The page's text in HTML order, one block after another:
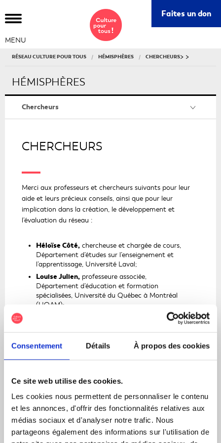
Ce
lien
Consentement Détails À propos des cookies
Ce site web utilise des cookies.
Les cookies nous permettent de personnaliser le contenu
et les annonces, d'offrir des fonctionnalités relatives aux
médias sociaux et d'analyser notre trafic. Nous
partageons également des informations sur l'utilisation de
MENU
Faites un donCe
RÉSEAU CULTURE POUR TOUS >
HÉMISPHÈRES >
CHERCHEURS
HÉMISPHÈRES
Chercheurs
CHERCHEURS
Merci aux professeurs et chercheurs suivants pour leur
aide et leurs précieux conseils, ainsi que pour leur
implication dans la création, le développement et
l’évaluation du réseau :
Héloïse Côté,chercheuse et chargée de cours,
Département d’études sur l’enseignement et
l’apprentissage, Université Laval;
Louise Julien,professeure associée,
Département d’éducation et formation
spécialisées, Université du Québec à Montréal
(UQAM);
professeure titulaire,
Myriam Lemonchois,professeure titulaire,
Département de didactique, Université de
Georges Leroux,professeur émérite,
Anne Nadeau,professeure invitée, École
supérieure de théâtre, UQAM;
Denis Simard, professeur titulaire,
Département d’études sur l’enseignement et